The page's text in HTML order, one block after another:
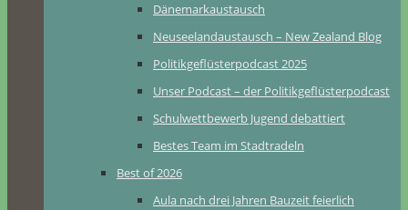
Dänemarkaustausch
Neuseelandaustausch – New Zealand Blog
Politikgeflüsterpodcast 2025
Unser Podcast – der Politikgeflüsterpodcast
Schulwettbewerb Jugend debattiert
Bestes Team im Stadtradeln
Best of 2026
Aula nach drei Jahren Bauzeit feierlich